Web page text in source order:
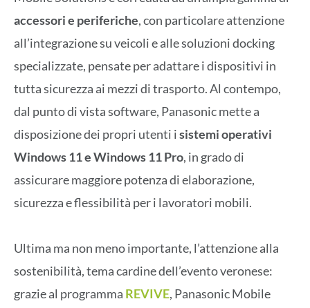
accessori e periferiche, con particolare attenzione
all’integrazione su veicoli e alle soluzioni docking
specializzate, pensate per adattare i dispositivi in
tutta sicurezza ai mezzi di trasporto. Al contempo,
dal punto di vista software, Panasonic mette a
disposizione dei propri utenti isistemi operativi
Windows 11 e Windows 11 Pro, in grado di
assicurare maggiore potenza di elaborazione,
sicurezza e flessibilità per i lavoratori mobili.
Ultima ma non meno importante, l’attenzione alla
sostenibilità, tema cardine dell’evento veronese:
grazie al programma REVIVE, Panasonic Mobile